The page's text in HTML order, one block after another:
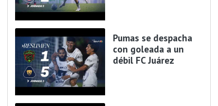
Pumas se despacha
con goleada a un
débil FC Juárez